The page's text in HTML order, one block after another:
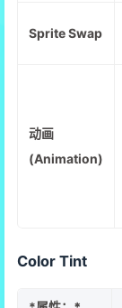
Sprite Swap
动画
(Animation)
Color Tint